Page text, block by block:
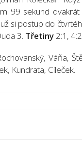
99 sekund dvakrát
si postup do
3. Třetiny 2:1,
Váňa,
Kundrata, Cileček.